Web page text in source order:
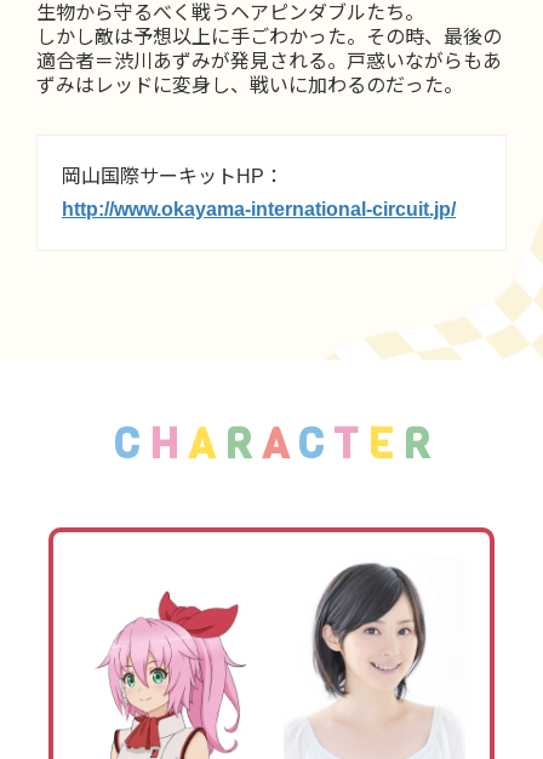
生物から守るべく戦うヘアピンダブルたち。
しかし敵は予想以上に手ごわかった。その時、最後の
適合者＝渋川あずみが発見される。戸惑いながらもあ
ずみはレッドに変身し、戦いに加わるのだった。
岡山国際サーキットHP：
http://www.okayama-international-circuit.jp/
C HA RACT E R